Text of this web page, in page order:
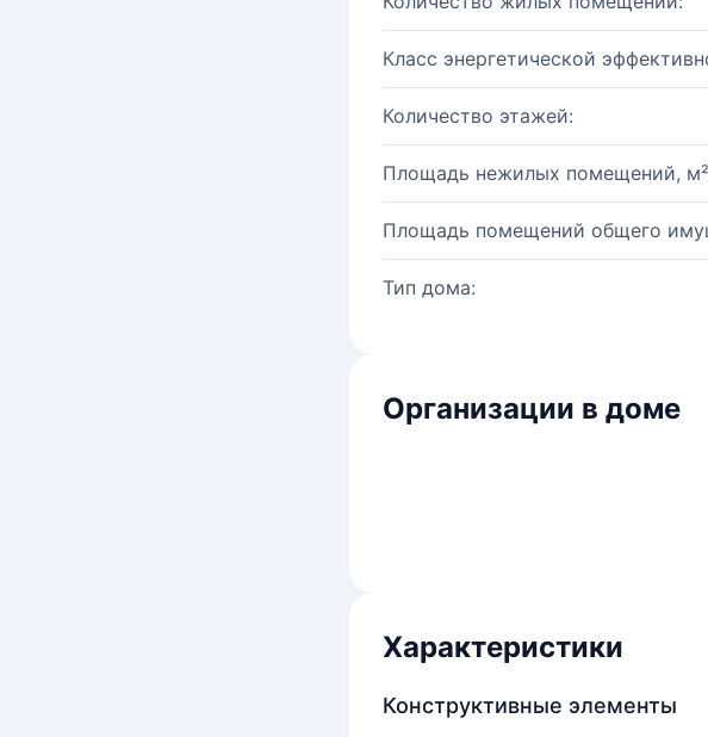
Класс энергетической
Количество этажей:
Площадь нежилых помещений,
Площадь помещений общего
Тип дома:
Организации в доме
Характеристики
Конструктивные элементы